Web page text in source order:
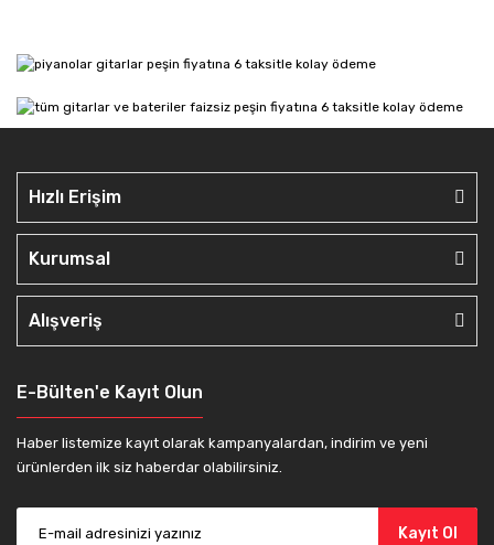
Hızlı Erişim
Kurumsal
Alışveriş
E-Bülten'e Kayıt Olun
Haber listemize kayıt olarak kampanyalardan, indirim ve yeni
ürünlerden ilk siz haberdar olabilirsiniz.
Kayıt Ol